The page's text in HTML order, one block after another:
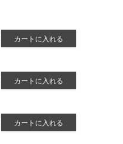
カートに入れる
カートに入れる
カートに入れる